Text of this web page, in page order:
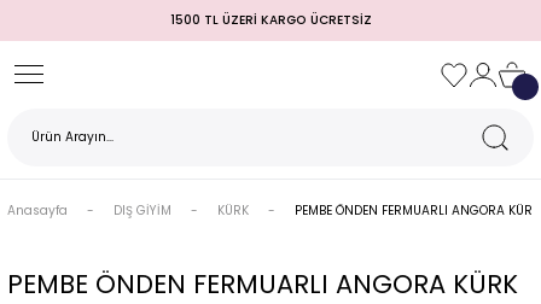
1500 TL ÜZERİ KARGO ÜCRETSİZ
Geri Dön
Geri Dön
Geri Dön
Geri Dön
Geri Dön
Geri Dön
Geri Dön
Anasayfa DIŞ GİYİM KÜRK PEMBE ÖNDEN FERMUARLI ANGORA KÜRK
PEMBE ÖNDEN FERMUARLI ANGORA KÜRK